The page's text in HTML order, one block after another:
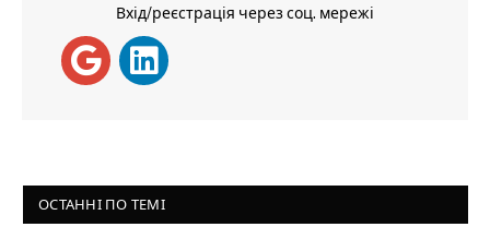
Вхід/реєстрація через соц. мережі
ОСТАННІ ПО ТЕМІ